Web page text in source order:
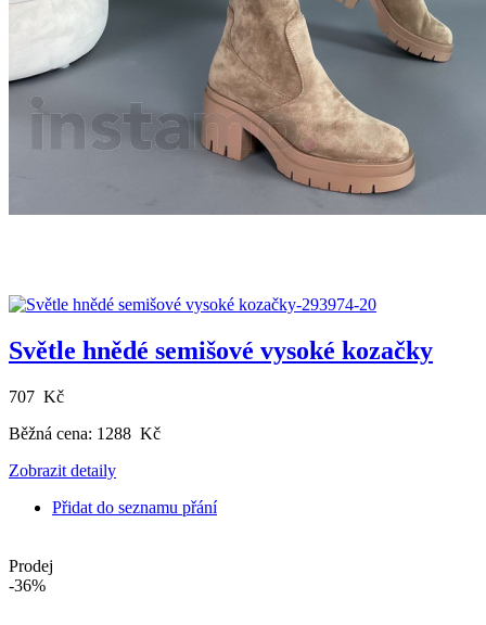
Světle hnědé semišové vysoké kozačky
707 Kč
Běžná cena: 1288 Kč
Zobrazit detaily
Přidat do seznamu přání
Prodej
-36%